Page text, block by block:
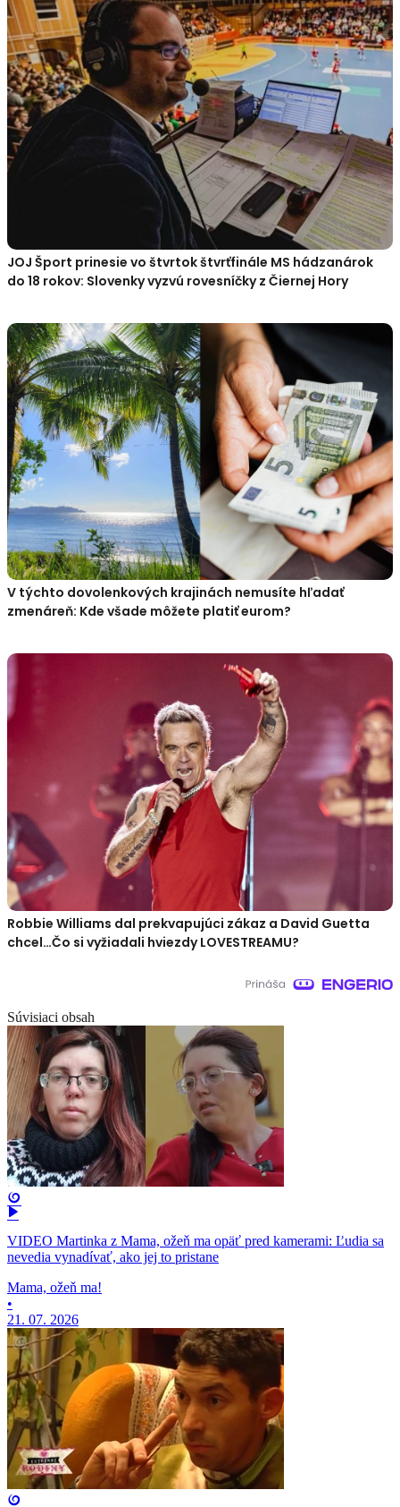
JOJ Šport prinesie vo štvrtok štvrťfinále MS hádzanárok
do 18 rokov: Slovenky vyzvú rovesníčky z Čiernej Hory
V týchto dovolenkových krajinách nemusíte hľadať
zmenáreň: Kde všade môžete platiť eurom?
Robbie Williams dal prekvapujúci zákaz a David Guetta
chcel…Čo si vyžiadali hviezdy LOVESTREAMU?
Súvisiaci obsah
VIDEO Martinka z Mama, ožeň ma opäť pred kamerami: Ľudia sa
nevedia vynadívať, ako jej to pristane
Mama, ožeň ma!
•
21. 07. 2026